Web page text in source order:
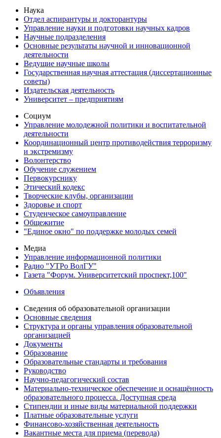
Наука
Отдел аспирантуры и докторантуры
Управление науки и подготовки научных кадров
Научные подразделения
Основные результаты научной и инновационной
деятельности
Ведущие научные школы
Государственная научная аттестация (диссертационные
советы)
Издательская деятельность
Университет – предприятиям
Социум
Управление молодежной политики и воспитательной
деятельности
Координационный центр противодействия терроризму
и экстремизму
Волонтерство
Обучение служением
Первокурснику
Этический кодекс
Творческие клубы, организации
Здоровье и спорт
Студенческое самоуправление
Общежитие
"Единое окно" по поддержке молодых семей
Медиа
Управление информационной политики
Радио "УТРо ВолГУ"
Газета "Форум. Университетский проспект,100"
Объявления
Сведения об образовательной организации
Основные сведения
Структура и органы управления образовательной
организацией
Документы
Образование
Образовательные стандарты и требования
Руководство
Научно-педагогический состав
Материально-техническое обеспечение и оснащённость
образовательного процесса. Доступная среда
Стипендии и иные виды материальной поддержки
Платные образовательные услуги
Финансово-хозяйственная деятельность
Вакантные места для приема (перевода)